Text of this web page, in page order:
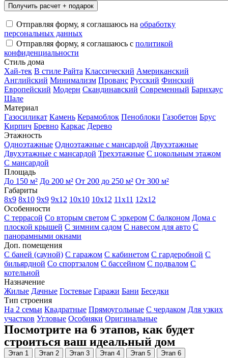
Отправляя форму, я соглашаюсь на обработку
персональных данных
Отправляя форму, я соглашаюсь с политикой
конфиденциальности
Стиль дома
Хай-тек В стиле Райта Классический Американский
Английский Минимализм Прованс Русский Финский
Европейский Модерн Скандинавский Современный Барнхаус
Шале
Материал
Газосиликат Камень Керамоблок Пеноблоки Газобетон Брус
Кирпич Бревно Каркас Дерево
Этажность
Одноэтажные Одноэтажные с мансардой Двухэтажные
Двухэтажные с мансардой Трехэтажные С цокольным этажом
С мансардой
Площадь
До 150 м² До 200 м² От 200 до 250 м² От 300 м²
Габариты
8x9 8x10 9x9 9x12 10x10 10x12 11x11 12x12
Особенности
С террасой Со вторым светом С эркером С балконом Дома с
плоской крышей С зимним садом С навесом для авто С
панорамными окнами
Доп. помещения
С баней (сауной) С гаражом С кабинетом С гардеробной С
бильярдной Со спортзалом С бассейном С подвалом С
котельной
Назначение
Жилые Дачные Гостевые Гаражи Бани Беседки
Тип строения
На 2 семьи Квадратные Прямоугольные С чердаком Для узких
участков Угловые Особняки Оригинальные
Посмотрите на 6 этапов, как будет
строиться ваш идеальный дом
Этап 1 Этап 2 Этап 3 Этап 4 Этап 5 Этап 6